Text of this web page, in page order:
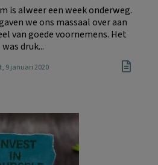
is alweer een week onderweg.
we ons massaal over aan
van goede voornemens. Het
was druk...
, 9 januari 2020